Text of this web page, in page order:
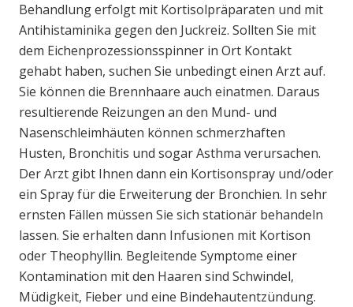
Behandlung erfolgt mit Kortisolpräparaten und mit
Antihistaminika gegen den Juckreiz. Sollten Sie mit
dem Eichenprozessionsspinner in Ort Kontakt
gehabt haben, suchen Sie unbedingt einen Arzt auf.
Sie können die Brennhaare auch einatmen. Daraus
resultierende Reizungen an den Mund- und
Nasenschleimhäuten können schmerzhaften
Husten, Bronchitis und sogar Asthma verursachen.
Der Arzt gibt Ihnen dann ein Kortisonspray und/oder
ein Spray für die Erweiterung der Bronchien. In sehr
ernsten Fällen müssen Sie sich stationär behandeln
lassen. Sie erhalten dann Infusionen mit Kortison
oder Theophyllin. Begleitende Symptome einer
Kontamination mit den Haaren sind Schwindel,
Müdigkeit, Fieber und eine Bindehautentzündung.